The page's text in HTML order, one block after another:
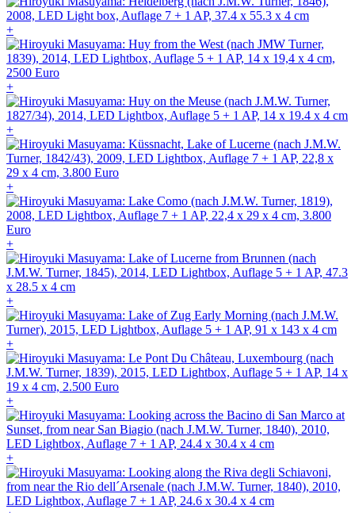
+
+
+
+
+
+
+
+
+